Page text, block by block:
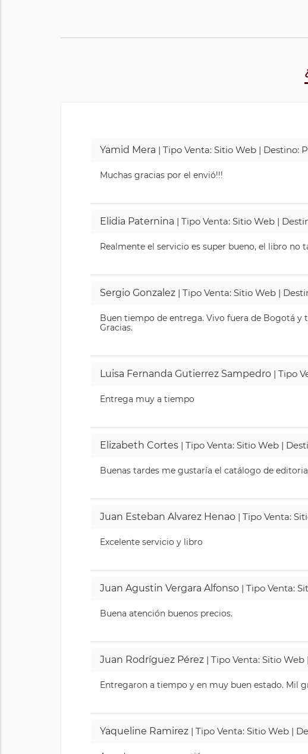
Yamid Mera | Tipo Venta: Sitio Web | Destino:
Muchas gracias por el envió!!!
Elidia Paternina | Tipo Venta: Sitio Web |
Realmente el servicio es super bueno, el libro
Sergio Gonzalez | Tipo Venta: Sitio Web |
Buen tiempo de entrega. Vivo fuera de Bogotá y
Gracias.
Luisa Fernanda Gutierrez Sampedro | Tipo
Entrega muy a tiempo
Elizabeth Cortes | Tipo Venta: Sitio Web |
Buenas tardes me gustaría el catálogo de
Juan Esteban Alvarez Henao | Tipo Venta:
Excelente servicio y libro
Juan Agustin Vergara Alfonso | Tipo Venta:
Buena atención buenos precios.
Juan Rodríguez Pérez | Tipo Venta: Sitio
Entregaron a tiempo y en muy buen estado. Mil
Yaqueline Ramirez | Tipo Venta: Sitio Web |